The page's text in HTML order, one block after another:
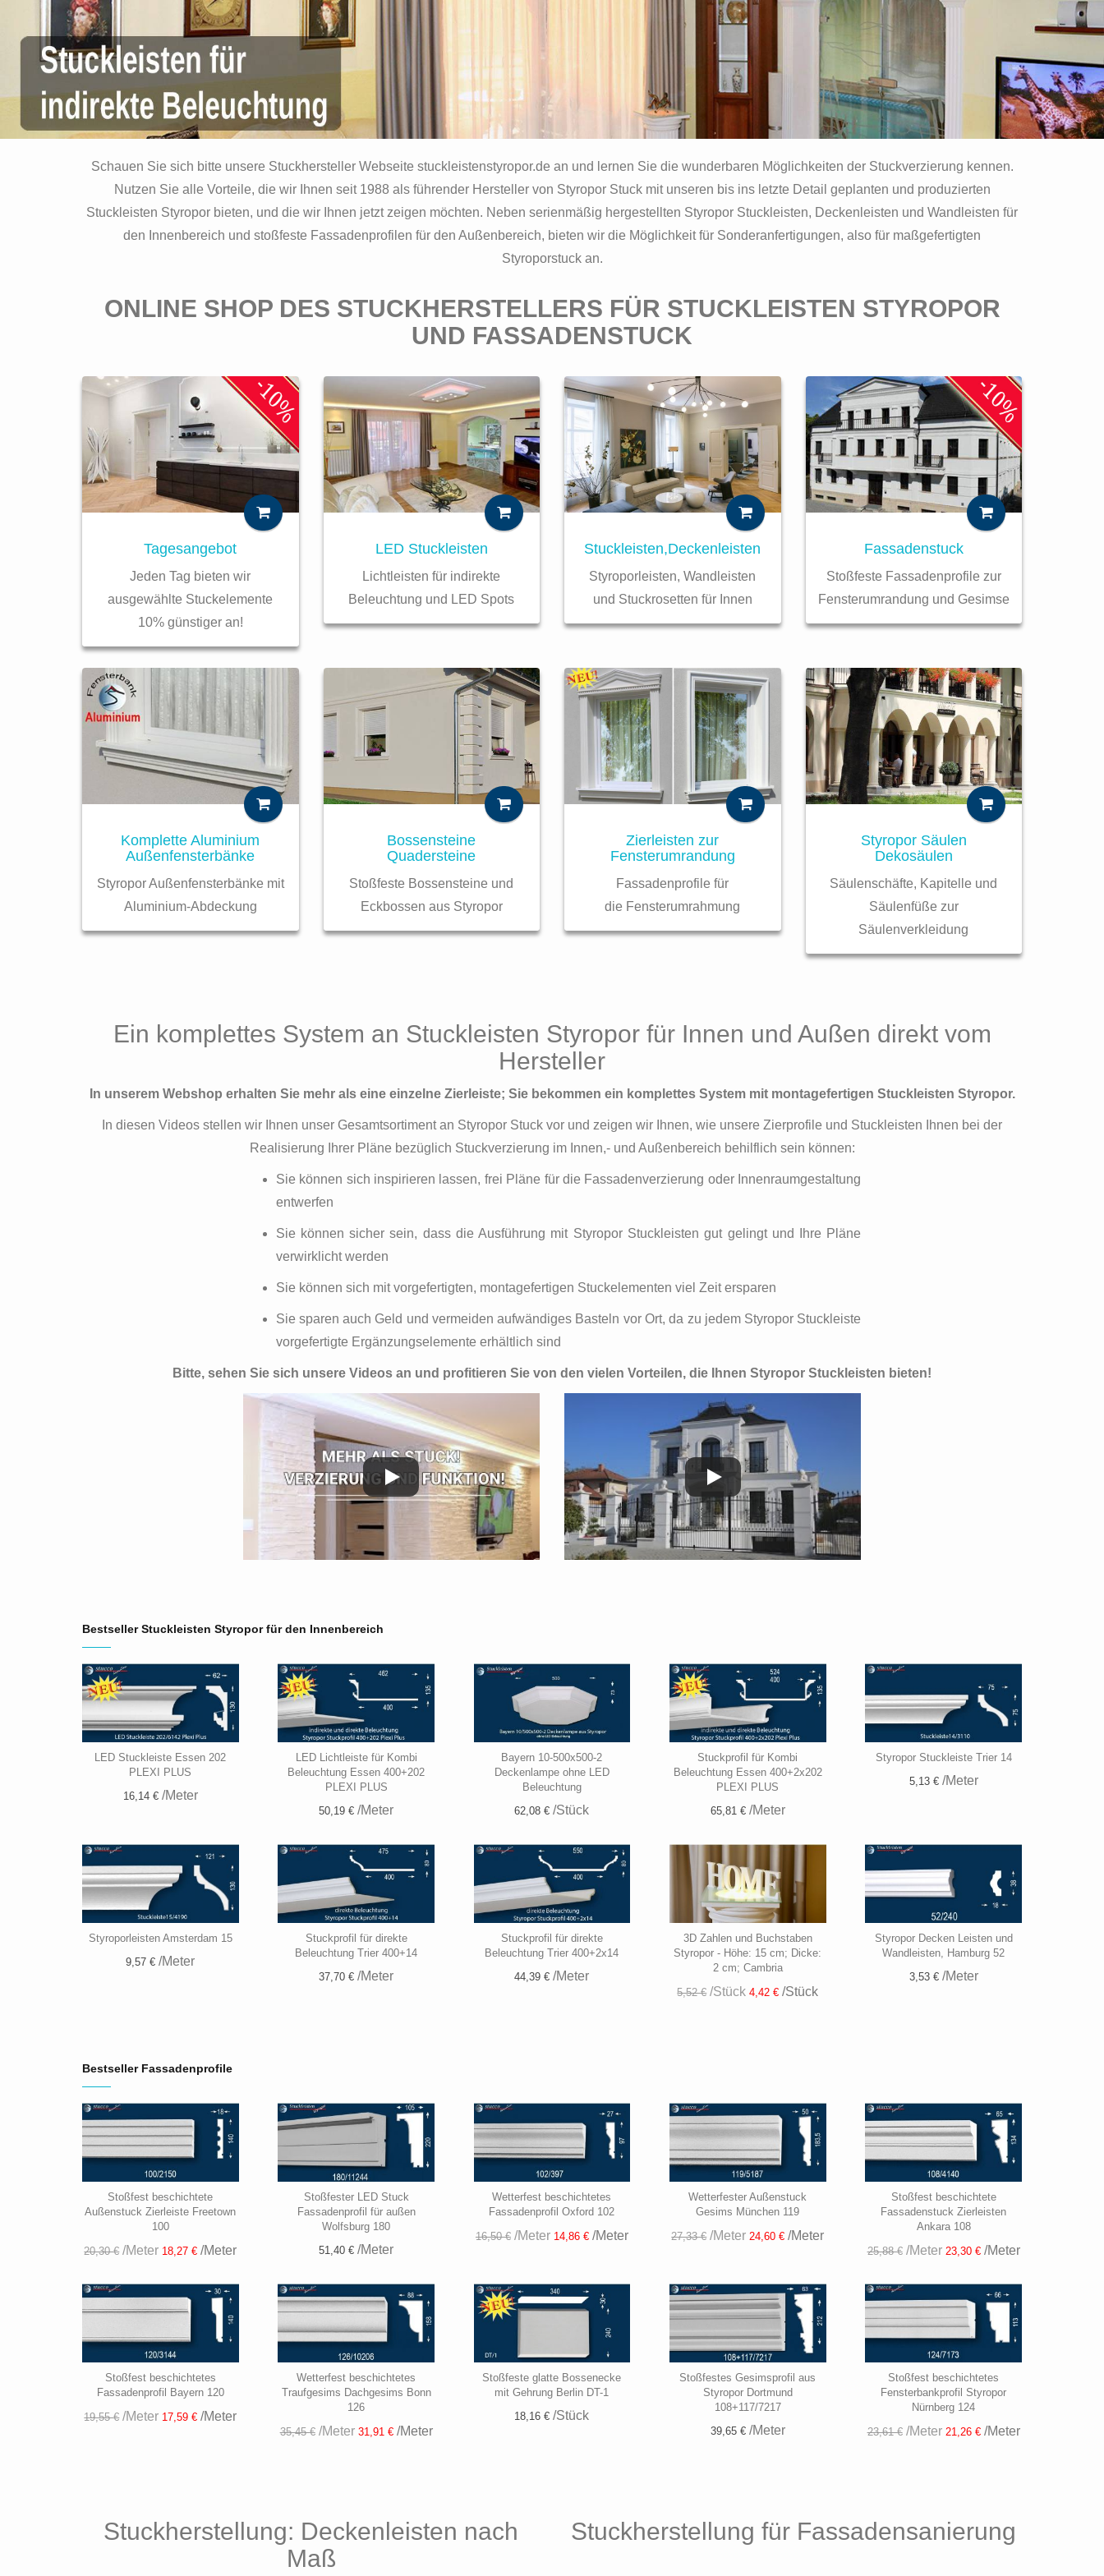
Schauen Sie sich bitte unsere Stuckhersteller Webseite stuckleistenstyropor.de an und lernen Sie die wunderbaren Möglichkeiten der Stuckverzierung kennen.
Nutzen Sie alle Vorteile, die wir Ihnen seit 1988 als führender Hersteller von Styropor Stuck mit unseren bis ins letzte Detail geplanten und produzierten
Stuckleisten Styropor bieten, und die wir Ihnen jetzt zeigen möchten. Neben serienmäßig hergestellten Styropor Stuckleisten, Deckenleisten und Wandleisten für
den Innenbereich und stoßfeste Fassadenprofilen für den Außenbereich, bieten wir die Möglichkeit für Sonderanfertigungen, also für maßgefertigten
Styroporstuck an.
ONLINE SHOP DES STUCKHERSTELLERS FÜR STUCKLEISTEN STYROPOR
UND FASSADENSTUCK
Tagesangebot
Jeden Tag bieten wir
ausgewählte Stuckelemente
10% günstiger an!
LED Stuckleisten
Lichtleisten für indirekte
Beleuchtung und LED Spots
Stuckleisten,Deckenleisten
Styroporleisten, Wandleisten
und Stuckrosetten für Innen
Fassadenstuck
Stoßfeste Fassadenprofile zur
Fensterumrandung und Gesimse
Komplette Aluminium
Außenfensterbänke
Styropor Außenfensterbänke mit
Aluminium-Abdeckung
Bossensteine
Quadersteine
Stoßfeste Bossensteine und
Eckbossen aus Styropor
Zierleisten zur
Fensterumrandung
Fassadenprofile für
die Fensterumrahmung
Styropor Säulen
Dekosäulen
Säulenschäfte, Kapitelle und
Säulenfüße zur
Säulenverkleidung
Ein komplettes System an Stuckleisten Styropor für Innen und Außen direkt vom
Hersteller
In unserem Webshop erhalten Sie mehr als eine einzelne Zierleiste; Sie bekommen ein komplettes System mit montagefertigen Stuckleisten Styropor.
In diesen Videos stellen wir Ihnen unser Gesamtsortiment an Styropor Stuck vor und zeigen wir Ihnen, wie unsere Zierprofile und Stuckleisten Ihnen bei der
Realisierung Ihrer Pläne bezüglich Stuckverzierung im Innen,- und Außenbereich behilflich sein können:
Sie können sich inspirieren lassen, frei Pläne für die Fassadenverzierung oder Innenraumgestaltung
entwerfen
Sie können sicher sein, dass die Ausführung mit Styropor Stuckleisten gut gelingt und Ihre Pläne
verwirklicht werden
Sie können sich mit vorgefertigten, montagefertigen Stuckelementen viel Zeit ersparen
Sie sparen auch Geld und vermeiden aufwändiges Basteln vor Ort, da zu jedem Styropor Stuckleiste
vorgefertigte Ergänzungselemente erhältlich sind
Bitte, sehen Sie sich unsere Videos an und profitieren Sie von den vielen Vorteilen, die Ihnen Styropor Stuckleisten bieten!
Bestseller Stuckleisten Styropor für den Innenbereich
LED Stuckleiste Essen 202
PLEXI PLUS
16,14 €/Meter
LED Lichtleiste für Kombi
Beleuchtung Essen 400+202
PLEXI PLUS
50,19 € /Meter
Bayern 10-500x500-2
Deckenlampe ohne LED
Beleuchtung
62,08 € /Stück
Stuckprofil für Kombi
Beleuchtung Essen 400+2x202
PLEXI PLUS
65,81 €/Meter
Styropor Stuckleiste Trier 14
5,13 €/Meter
Styroporleisten Amsterdam 15
9,57 € /Meter
Stuckprofil für direkte
Beleuchtung Trier 400+14
37,70 € /Meter
Stuckprofil für direkte
Beleuchtung Trier 400+2x14
44,39 € /Meter
3D Zahlen und Buchstaben
Styropor - Höhe: 15 cm; Dicke:
2 cm; Cambria
5,52 €/Stück 4,42 € /Stück
Styropor Decken Leisten und
Wandleisten, Hamburg 52
3,53 €/Meter
Bestseller Fassadenprofile
Stoßfest beschichtete
Außenstuck Zierleiste Freetown
100
20,30 €/Meter 18,27 € /Meter
Stoßfester LED Stuck
Fassadenprofil für außen
Wolfsburg 180
51,40 € /Meter
Wetterfest beschichtetes
Fassadenprofil Oxford 102
16,50 €/Meter 14,86 €/Meter
Wetterfester Außenstuck
Gesims München 119
27,33 €/Meter 24,60 € /Meter
Stoßfest beschichtete
Fassadenstuck Zierleisten
Ankara 108
25,88 €/Meter 23,30 €/Meter
Stoßfest beschichtetes
Fassadenprofil Bayern 120
19,55 €/Meter 17,59 € /Meter
Wetterfest beschichtetes
Traufgesims Dachgesims Bonn
126
35,45 €/Meter 31,91 €/Meter
Stoßfeste glatte Bossenecke
mit Gehrung Berlin DT-1
18,16 € /Stück
Stoßfestes Gesimsprofil aus
Styropor Dortmund
108+117/7217
39,65 €/Meter
Stoßfest beschichtetes
Fensterbankprofil Styropor
Nürnberg 124
23,61 €/Meter 21,26 €/Meter
Stuckherstellung: Deckenleisten nach
Maß
Stuckherstellung für Fassadensanierung